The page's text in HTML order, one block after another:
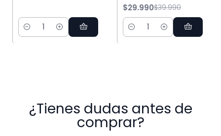
Cantidad
$29.990$39.990
Cantidad
¿Tienes dudas antes de
comprar?